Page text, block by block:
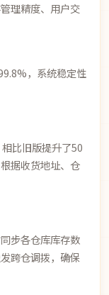
理精度、用户交
，系统稳定性
比旧版提升了50
据收货地址、仓
步各仓库库存数
跨仓调拨，确保